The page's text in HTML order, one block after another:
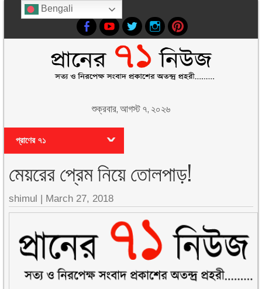
শুক্রবার, আগস্ট ৭, ২০২৬
প্রাণের ৭১
মেয়রের প্রেম নিয়ে তোলপাড়!
shimul | March 27, 2018
Bengali